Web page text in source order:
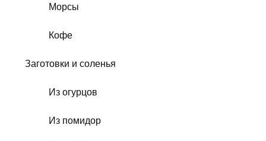
Морсы
Кофе
Заготовки и соленья
Из огурцов
Из помидор